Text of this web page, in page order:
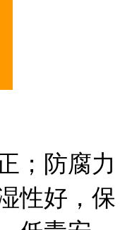
；防腐力
性好，保